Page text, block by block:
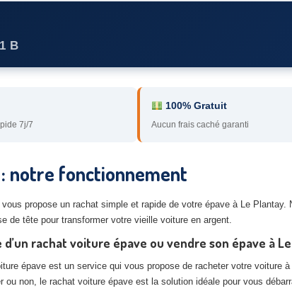
B
7j/7
100% Gratuit
Aucun frais caché garanti
notre fonctionnement
propose un rachat simple et rapide de votre épave à Le
de tête pour transformer votre vieille voiture en argent.
d’un rachat voiture épave ou vendre son épave à
épave est un service qui vous propose de racheter votre voiture
ou non, le rachat voiture épave est la solution idéale pour vous